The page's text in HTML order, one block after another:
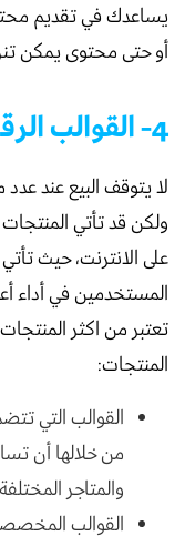
يساعدك في تقديم
أو حتى محتوى يمكن
4- القوالب الرقمية
لا يتوقف البيع عند
ولكن قد تأتي
على الانترنت، حيث
المستخدمين في أداء
تعتبر من اكثر
المنتجات:
القوالب التي
من خلالها أن
والمتاجر
القوالب